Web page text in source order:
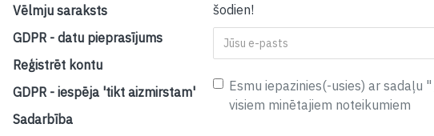
Vēlmju saraksts
GDPR - datu pieprasījums
Reģistrēt kontu
GDPR - iespēja 'tikt aizmirstam'
Sadarbība
šodien!
Esmu iepazinies(-usies) ar sadaļu "
visiem minētajiem noteikumiem